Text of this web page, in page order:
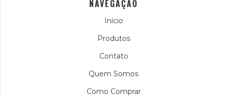
NAVEGAÇÃO
Início
Produtos
Contato
Quem Somos
Como Comprar